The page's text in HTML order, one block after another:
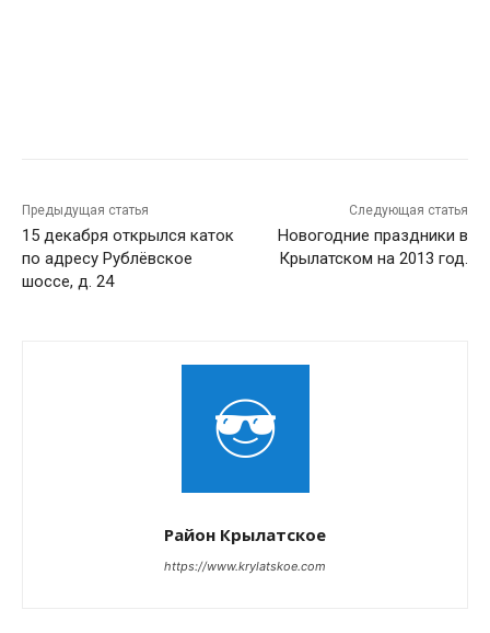
Предыдущая статья
15 декабря открылся каток
по адресу Рублёвское
шоссе, д. 24
Следующая статья
Новогодние праздники в
Крылатском на 2013 год.
Район Крылатское
https://www.krylatskoe.com